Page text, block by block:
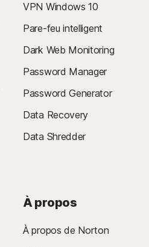
VPN Windows 10
Pare-feu intelligent
Dark Web Monitoring
Password Manager
Password Generator
Data Recovery
Data Shredder
À propos
À propos de Norton